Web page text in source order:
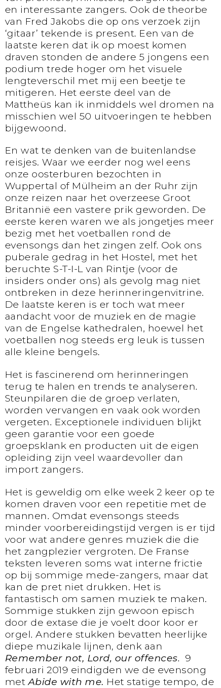
en interessante zangers. Ook de theorbe
van Fred Jakobs die op ons verzoek zijn
‘gitaar’ tekende is present. Een van de
laatste keren dat ik op moest komen
draven stonden de andere 5 jongens een
podium trede hoger om het visuele
lengteverschil met mij een beetje te
mitigeren. Het eerste deel van de
Mattheüs kan ik inmiddels wel dromen na
misschien wel 50 uitvoeringen te hebben
bijgewoond.
En wat te denken van de buitenlandse
reisjes. Waar we eerder nog wel eens
onze oosterburen bezochten in
Wuppertal of Mülheim an der Ruhr zijn
onze reizen naar het overzeese Groot
Britannië een vastere prik geworden. De
eerste keren waren we als jongetjes meer
bezig met het voetballen rond de
evensongs dan het zingen zelf. Ook ons
puberale gedrag in het Hostel, met het
beruchte S-T-I-L van Rintje (voor de
insiders onder ons) als gevolg mag niet
ontbreken in deze herinneringenvitrine.
De laatste keren is er toch wat meer
aandacht voor de muziek en de magie
van de Engelse kathedralen, hoewel het
voetballen nog steeds erg leuk is tussen
alle kleine bengels.
Het is fascinerend om herinneringen
terug te halen en trends te analyseren.
Steunpilaren die de groep verlaten,
worden vervangen en vaak ook worden
vergeten. Exceptionele individuen blijkt
geen garantie voor een goede
groepsklank en producten uit de eigen
opleiding zijn veel waardevoller dan
import zangers.
Het is geweldig om elke week 2 keer op te
komen draven voor een repetitie met de
mannen. Omdat evensongs steeds
minder voorbereidingstijd vergen is er tijd
voor wat andere genres muziek die die
het zangplezier vergroten. De Franse
teksten leveren soms wat interne frictie
op bij sommige mede-zangers, maar dat
kan de pret niet drukken. Het is
fantastisch om samen muziek te maken.
Sommige stukken zijn gewoon episch
door de extase die je voelt door koor er
orgel. Andere stukken bevatten heerlijke
diepe muzikale lijnen, denk aan
Remember not, Lord, our offences. 9
februari 2019 eindigden we de evensong
metAbide with me. Het statige tempo, de